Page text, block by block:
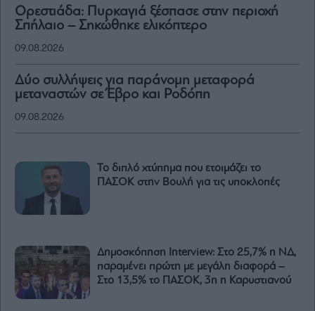
Ορεστιάδα: Πυρκαγιά ξέσπασε στην περιοχή
Σπήλαιο – Σηκώθηκε ελικόπτερο
09.08.2026
Δύο συλλήψεις για παράνομη μεταφορά
μεταναστών σε Έβρο και Ροδόπη
09.08.2026
Το διπλό χτύπημα που ετοιμάζει το
ΠΑΣΟΚ στην Βουλή για τις υποκλοπές
Δημοσκόπηση Interview: Στο 25,7% η ΝΔ,
παραμένει πρώτη με μεγάλη διαφορά –
Στο 13,5% το ΠΑΣΟΚ, 3η η Καρυστιανού